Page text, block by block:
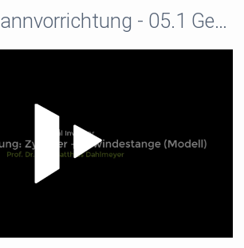
Inventor: Spannvorrichtung - 05.1 Gewindestange (Modell)